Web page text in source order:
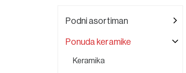
Podni asortiman
Ponuda keramike
Keramika